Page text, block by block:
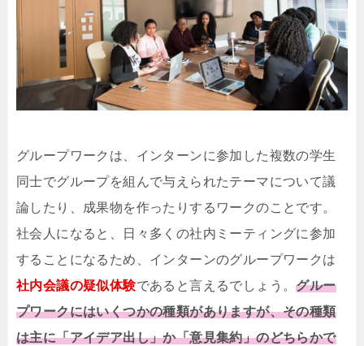
グループワークは、インターンに参加した複数の学生
同士でグループを組んで与えられたテーマについて議
論したり、成果物を作ったりするワークのことです。
社会人になると、日々多くの社内ミーティングに参加
することになるため、インターンのグループワークは
社内会議の疑似体験であると言えるでしょう。グルー
プワークにはいくつかの種類がありますが、その種類
は主に「アイデア出し」か「意見集約」のどちらかで